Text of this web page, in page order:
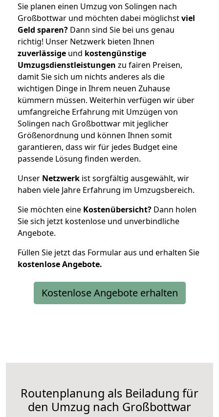
Sie planen einen Umzug von Solingen nach
Großbottwar und möchten dabei möglichstviel
Geld sparen? Dann sind Sie bei uns genau
richtig! Unser Netzwerk bieten Ihnen
zuverlässige und kostengünstige
Umzugsdienstleistungen zu fairen Preisen,
damit Sie sich um nichts anderes als die
wichtigen Dinge in Ihrem neuen Zuhause
kümmern müssen. Weiterhin verfügen wir über
umfangreiche Erfahrung mit Umzügen von
Solingen nach Großbottwar mit jeglicher
Größenordnung und können Ihnen somit
garantieren, dass wir für jedes Budget eine
passende Lösung finden werden.
Unser Netzwerk ist sorgfältig ausgewählt, wir
haben viele Jahre Erfahrung im Umzugsbereich.
Sie möchten eine Kostenübersicht? Dann holen
Sie sich jetzt kostenlose und unverbindliche
Angebote.
Füllen Sie jetzt das Formular aus und erhalten Sie
kostenloseAngebote.
Kostenlose Angebote erhalten
Routenplanung als Beiladung für
den Umzug nach Großbottwar